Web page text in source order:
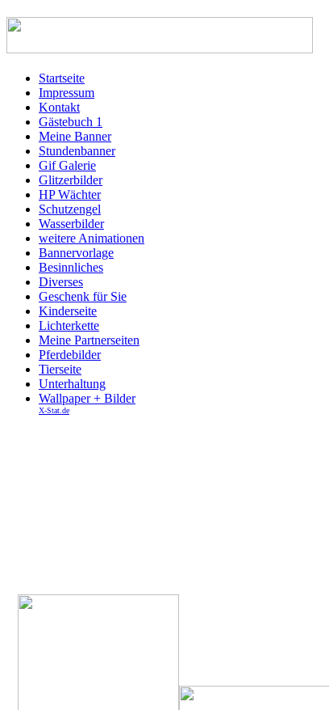
Startseite
Impressum
Kontakt
Gästebuch 1
Meine Banner
Stundenbanner
Gif Galerie
Glitzerbilder
HP Wächter
Schutzengel
Wasserbilder
weitere Animationen
Bannervorlage
Besinnliches
Diverses
Geschenk für Sie
Kinderseite
Lichterkette
Meine Partnerseiten
Pferdebilder
Tierseite
Unterhaltung
Wallpaper + Bilder
X-Stat.de